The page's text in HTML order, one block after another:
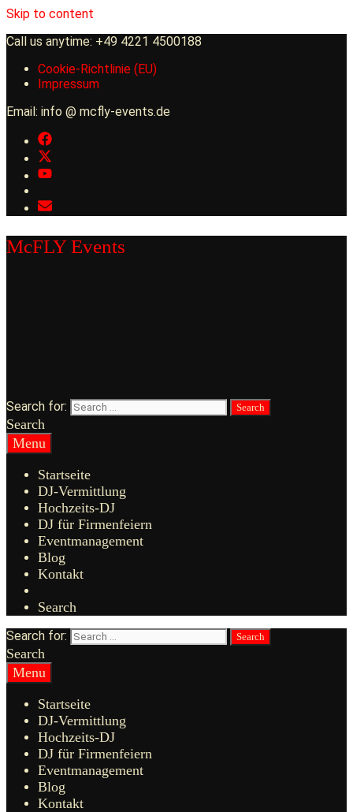
Skip to content
Call us anytime: +49 4221 4500188
Cookie-Richtlinie (EU)
Impressum
Email: info @ mcfly-events.de
McFLY Events
Search for:
Search
Menu
Startseite
DJ-Vermittlung
Hochzeits-DJ
DJ für Firmenfeiern
Eventmanagement
Blog
Kontakt
Search
Search for:
Search
Menu
Startseite
DJ-Vermittlung
Hochzeits-DJ
DJ für Firmenfeiern
Eventmanagement
Blog
Kontakt